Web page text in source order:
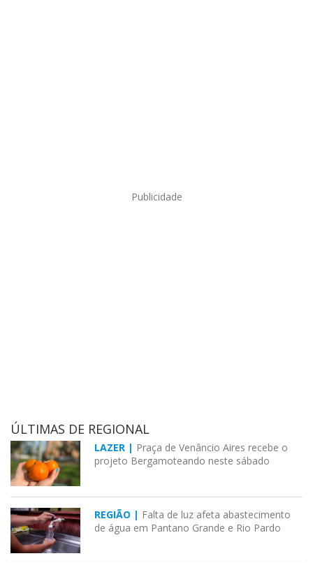
Publicidade
ÚLTIMAS DE REGIONAL
LAZER | Praça de Venâncio Aires recebe o
projeto Bergamoteando neste sábado
REGIÃO | Falta de luz afeta abastecimento
de água em Pantano Grande e Rio Pardo